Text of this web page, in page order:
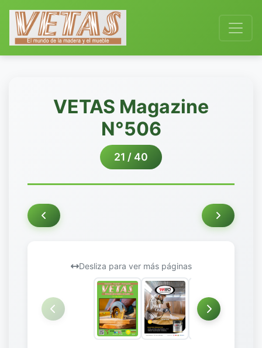
VETAS Magazine
N°506
21 / 40
Desliza para ver más páginas